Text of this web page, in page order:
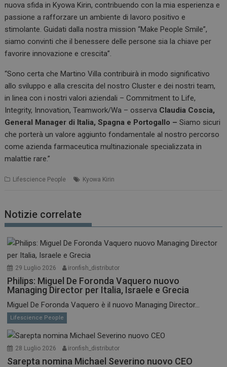
nuova sfida in Kyowa Kirin, contribuendo con la mia esperienza e
passione a rafforzare un ambiente di lavoro positivo e
stimolante. Guidati dalla nostra mission “Make People Smile”,
siamo convinti che il benessere delle persone sia la chiave per
favorire innovazione e crescita”.
“Sono certa che Martino Villa contribuirà in modo significativo
allo sviluppo e alla crescita del nostro Cluster e dei nostri team,
in linea con i nostri valori aziendali – Commitment to Life,
Integrity, Innovation, Teamwork/Wa – osserva Claudia Coscia,
General Manager di Italia, Spagna e Portogallo –Siamo sicuri
che porterà un valore aggiunto fondamentale al nostro percorso
come azienda farmaceutica multinazionale specializzata in
malattie rare.”
Lifescience People Kyowa Kirin
Notizie correlate
29 Luglio 2026 ironfish_distributor
Philips: Miguel De Foronda Vaquero nuovo
Managing Director per Italia, Israele e Grecia
Miguel De Foronda Vaquero è il nuovo Managing Director...
Lifescience People
28 Luglio 2026 ironfish_distributor
Sarepta nomina Michael Severino nuovo CEO